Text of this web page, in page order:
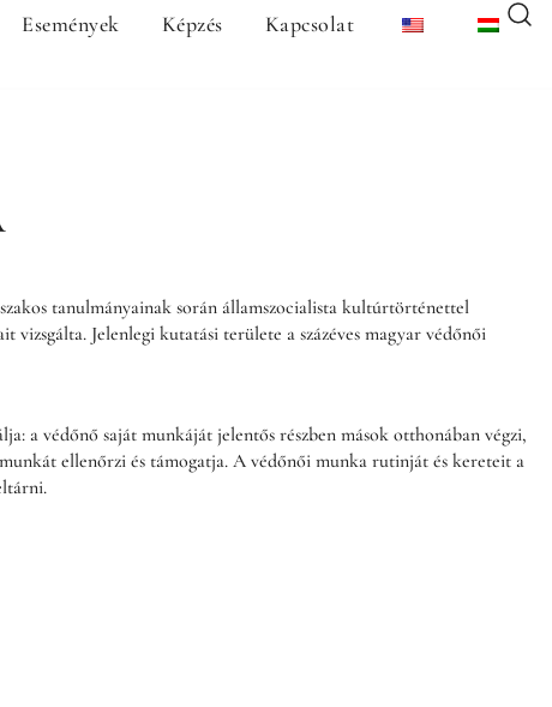
Események Képzés Kapcsolat
tanulmányainak során államszocialista kultúrtörténettel
Jelenlegi kutatási területe a százéves magyar védőnői
a védőnő saját munkáját jelentős részben mások otthonában végzi,
ellenőrzi és támogatja. A védőnői munka rutinját és kereteit a